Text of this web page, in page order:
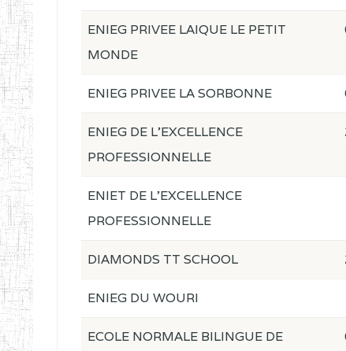
ENIEG PRIVEE LAIQUE LE PETIT
MONDE
ENIEG PRIVEE LA SORBONNE
ENIEG DE L'EXCELLENCE
PROFESSIONNELLE
ENIET DE L'EXCELLENCE
PROFESSIONNELLE
DIAMONDS TT SCHOOL
ENIEG DU WOURI
ECOLE NORMALE BILINGUE DE